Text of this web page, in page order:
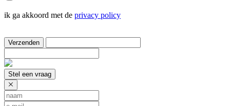
ik ga akkoord met de privacy policy
Verzenden
Stel een vraag